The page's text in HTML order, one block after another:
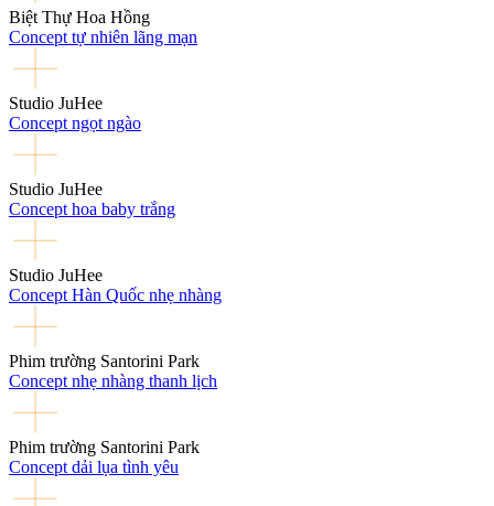
Biệt Thự Hoa Hồng
Concept tự nhiên lãng mạn
Studio JuHee
Concept ngọt ngào
Studio JuHee
Concept hoa baby trắng
Studio JuHee
Concept Hàn Quốc nhẹ nhàng
Phim trường Santorini Park
Concept nhẹ nhàng thanh lịch
Phim trường Santorini Park
Concept dải lụa tình yêu